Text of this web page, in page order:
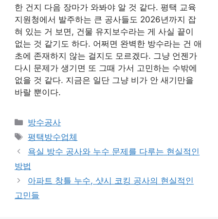
한 건지 다음 장마가 와봐야 알 것 같다. 평택 교육
지원청에서 발주하는 큰 공사들도 2026년까지 잡
혀 있는 거 보면, 건물 유지보수라는 게 사실 끝이
없는 것 같기도 하다. 어쩌면 완벽한 방수라는 건 애
초에 존재하지 않는 걸지도 모르겠다. 그냥 언젠가
다시 문제가 생기면 또 그때 가서 고민하는 수밖에
없을 것 같다. 지금은 일단 그냥 비가 안 새기만을
바랄 뿐이다.
카
테
리
방수공사
태
그
평택방수업체
욕실 방수 공사와 누수 문제를 다루는 현실적인
방법
아파트 창틀 누수, 샷시 코킹 공사의 현실적인
고민들